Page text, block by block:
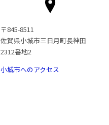
〒845-8511
佐賀県小城市三日月町長神田
2312番地2
小城市へのアクセス